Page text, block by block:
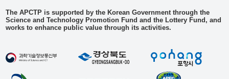
The APCTP is supported by the Korean Government through the
Science and Technology Promotion Fund and the Lottery Fund, and
works to enhance public value through its activities.